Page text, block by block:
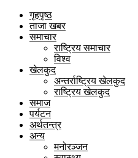
गृहपृष्ठ
ताजा खबर
समाचार
राष्ट्रिय समाचार
विश्व
खेलकुद
अन्तर्राष्ट्रिय खेलकुद
राष्ट्रिय खेलकुद
समाज
पर्यटन
अर्थतन्त्र
अन्य
मनोरञ्जन